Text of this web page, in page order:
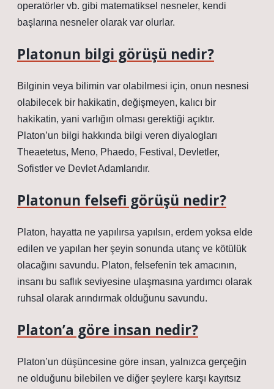
operatörler vb. gibi matematiksel nesneler, kendi
başlarına nesneler olarak var olurlar.
Platonun bilgi görüşü nedir?
Bilginin veya bilimin var olabilmesi için, onun nesnesi
olabilecek bir hakikatin, değişmeyen, kalıcı bir
hakikatin, yani varlığın olması gerektiği açıktır.
Platon’un bilgi hakkında bilgi veren diyalogları
Theaetetus, Meno, Phaedo, Festival, Devletler,
Sofistler ve Devlet Adamlarıdır.
Platonun felsefi görüşü nedir?
Platon, hayatta ne yapılırsa yapılsın, erdem yoksa elde
edilen ve yapılan her şeyin sonunda utanç ve kötülük
olacağını savundu. Platon, felsefenin tek amacının,
insanı bu saflık seviyesine ulaşmasına yardımcı olarak
ruhsal olarak arındırmak olduğunu savundu.
Platon’a göre insan nedir?
Platon’un düşüncesine göre insan, yalnızca gerçeğin
ne olduğunu bilebilen ve diğer şeylere karşı kayıtsız